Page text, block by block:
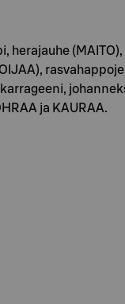
herajauhe (MAITO),
ja KAURAA.